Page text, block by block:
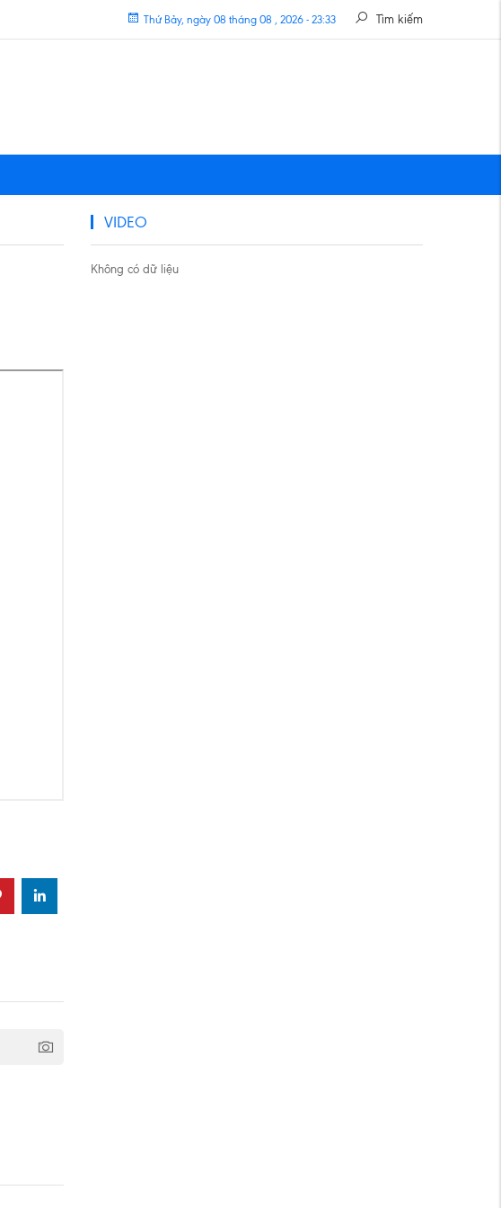
Tìm kiếm
Thứ Bảy, ngày 08 tháng 08 , 2026 - 23:33
VIDEO
Không có dữ liệu